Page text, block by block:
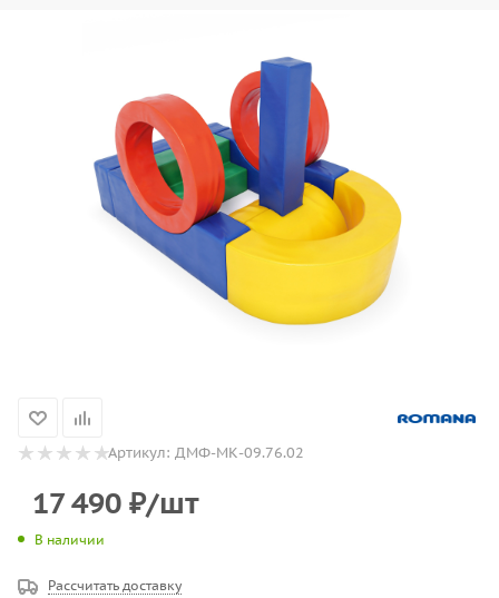
Артикул: ДМФ-МК-09.76.02
17 490 ₽/шт
В наличии
Рассчитать доставку